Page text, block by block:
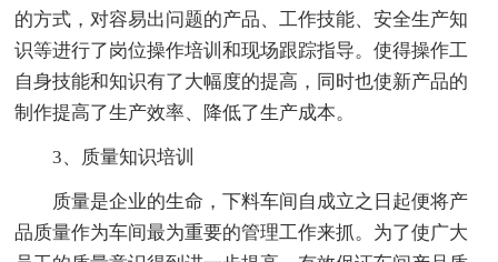
的方式，对容易出问题的产品、工作技能、安全生产知
识等进行了岗位操作培训和现场跟踪指导。使得操作工
自身技能和知识有了大幅度的提高，同时也使新产品的
制作提高了生产效率、降低了生产成本。
3、质量知识培训
质量是企业的生命，下料车间自成立之日起便将产
品质量作为车间最为重要的管理工作来抓。为了使广大